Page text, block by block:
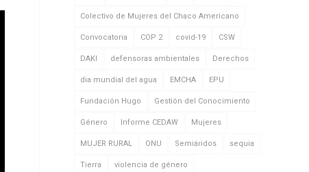
Colectivo de Mujeres del Chaco Americano
Convocatoria COP 2 covid-19 CSW
DAKI defensoras ambientales Derechos
dia mundial del agua EMCHA EPU
Fundación Hugo Gestión del Conocimiento
Género Informe CEDAW Mujeres
MUJER RURAL ONU Semiáridos sequia
Tierra violencia de género